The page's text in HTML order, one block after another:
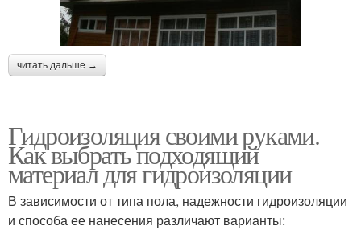
читать дальше →
Гидроизоляция своими руками.
Как выбрать подходящий
материал для гидроизоляции
В зависимости от типа пола, надежности гидроизоляции
и способа ее нанесения различают варианты: